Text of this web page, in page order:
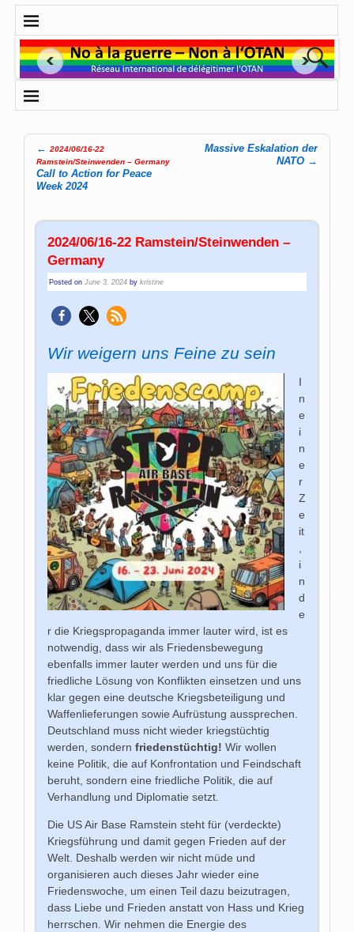
Post navigation
← 2024/06/16-22
Ramstein/Steinwenden – Germany
Call to Action for Peace
Week 2024
Massive Eskalation der
NATO →
2024/06/16-22 Ramstein/Steinwenden –
Germany
Posted onJune 3, 2024 bykristine
Wir weigern uns Feine zu sein
I
n
e
i
n
e
r
Z
e
it
,
i
n
d
e
r die Kriegspropaganda immer lauter wird, ist es
notwendig, dass wir als Friedensbewegung
ebenfalls immer lauter werden und uns für die
friedliche Lösung von Konflikten einsetzen und uns
klar gegen eine deutsche Kriegsbeteiligung und
Waffenlieferungen sowie Aufrüstung aussprechen.
Deutschland muss nicht wieder kriegstüchtig
werden, sondernfriedenstüchtig! Wir wollen
keine Politik, die auf Konfrontation und Feindschaft
beruht, sondern eine friedliche Politik, die auf
Verhandlung und Diplomatie setzt.
Die US Air Base Ramstein steht für (verdeckte)
Kriegsführung und damit gegen Frieden auf der
Welt. Deshalb werden wir nicht müde und
organisieren auch dieses Jahr wieder eine
Friedenswoche, um einen Teil dazu beizutragen,
dass Liebe und Frieden anstatt von Hass und Krieg
herrschen. Wir nehmen die Energie des